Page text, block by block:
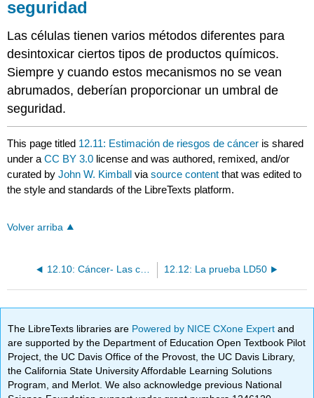
seguridad
Las células tienen varios métodos diferentes para
desintoxicar ciertos tipos de productos químicos.
Siempre y cuando estos mecanismos no se vean
abrumados, deberían proporcionar un umbral de
seguridad.
This page titled 12.11: Estimación de riesgos de cáncer is shared
under aCC BY 3.0 license and was authored, remixed, and/or
curated byJohn W. Kimball viasource content that was edited to
the style and standards of the LibreTexts platform.
Volver arriba
12.10: Cáncer- Las causas y prevención del cáncer 12.12: La prueba LD50
The LibreTexts libraries are Powered by NICE CXone Expertand
are supported by the Department of Education Open Textbook Pilot
Project, the UC Davis Office of the Provost, the UC Davis Library,
the California State University Affordable Learning Solutions
Program, and Merlot. We also acknowledge previous National